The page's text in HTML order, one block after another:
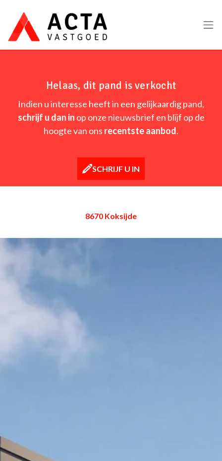
Helaas, dit pand is verkocht
Indien u interesse heeft in een gelijkaardig pand,
schrijf u dan in op onze nieuwsbrief en blijf op de
hoogte van ons recentste aanbod.
SCHRIJF U IN
8670 Koksijde